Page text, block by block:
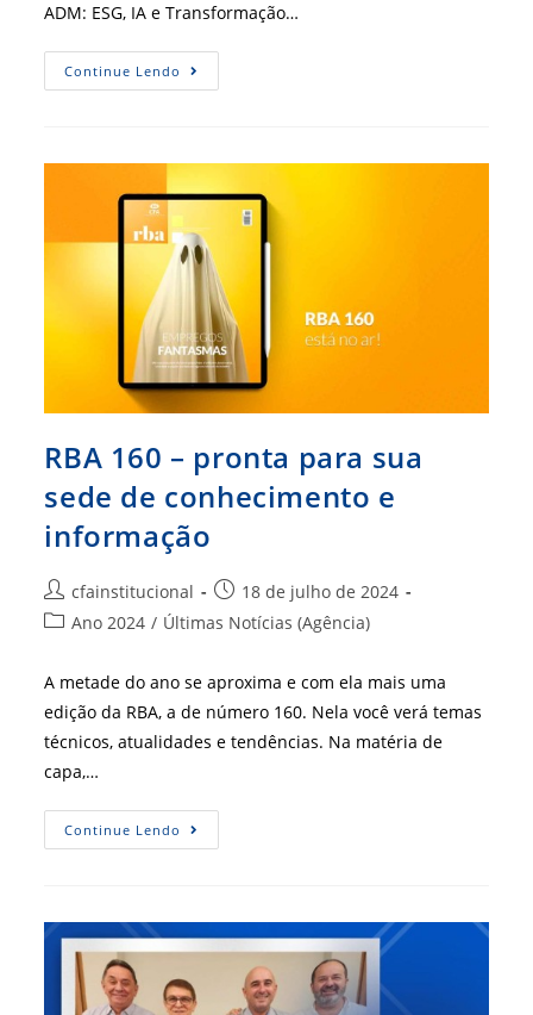
ADM: ESG, IA e Transformação…
Continue Lendo Emad
2024
Seu
Lugar
RBA 160 – pronta para sua
sede de conhecimento e
informação
Autor
do
cfainstitucional
Post
publicado:
18 de julho de 2024
Categoria
post:
Ano 2024 / Últimas Notícias (Agência)
A metade do ano se aproxima e com ela mais uma
edição da RBA, a de número 160. Nela você verá temas
técnicos, atualidades e tendências. Na matéria de
capa,…
Continue Lendo RBA
160
Sede
De
Conhecimento
E
Informação